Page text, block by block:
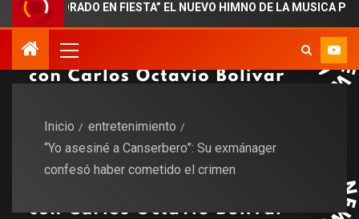
EN FIESTA” EL NUEVO HIMNO DE LA MUSICA POPULAR
Inicio
entretenimiento
“Yo asesiné a Canserbero”: Su exmánager
confesó haber cometido el crimen